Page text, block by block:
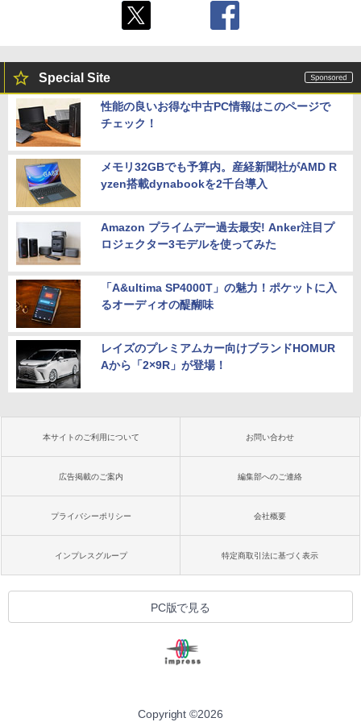
Special Site
性能の良いお得な中古PC情報はこのページで
チェック！
メモリ32GBでも予算内。産経新聞社がAMD R
yzen搭載dynabookを2千台導入
Amazon プライムデー過去最安! Anker注目プ
ロジェクター3モデルを使ってみた
「A&ultima SP4000T」の魅力！ポケットに入
るオーディオの醍醐味
レイズのプレミアムカー向けブランドHOMUR
Aから「2×9R」が登場！
本サイトのご利用について お問い合わせ
広告掲載のご案内 編集部へのご連絡
プライバシーポリシー 会社概要
インプレスグループ 特定商取引法に基づく表示
PC版で見る
Copyright ©2026